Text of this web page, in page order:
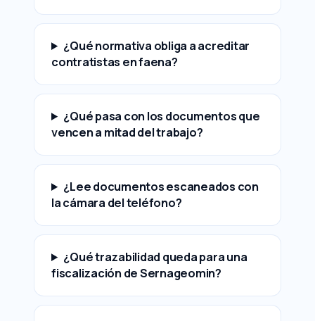
¿Qué normativa obliga a acreditar
contratistas en faena?
¿Qué pasa con los documentos que
vencen a mitad del trabajo?
¿Lee documentos escaneados con
la cámara del teléfono?
¿Qué trazabilidad queda para una
fiscalización de Sernageomin?